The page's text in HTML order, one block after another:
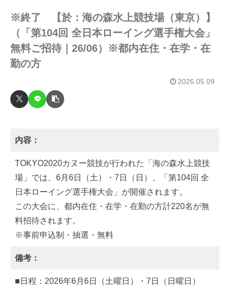
※終了 【於：海の森水上競技場（東京）】
（「第104回 全日本ローイング選手権大会」
無料ご招待｜26/06）※都内在住・在学・在
勤の方
2026.05.09
内容：
TOKYO2020カヌー競技が行われた「海の森水上競技
場」では、6月6日（土）・7日（日）、「第104回 全
日本ローイング選手権大会」が開催されます。
この大会に、都内在住・在学・在勤の方計220名が無
料招待されます。
※事前申込制・抽選・無料
備考：
■日程：2026年6月6日（土曜日）・7日（日曜日）